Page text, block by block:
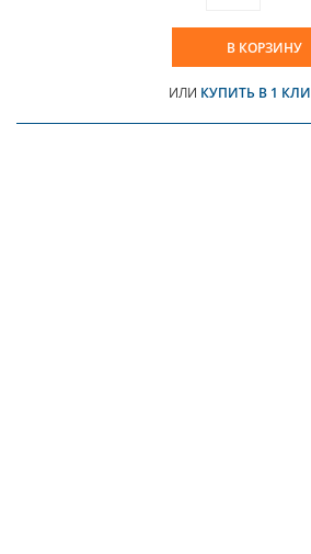
В КОРЗИНУ
ИЛИ КУПИТЬ В 1